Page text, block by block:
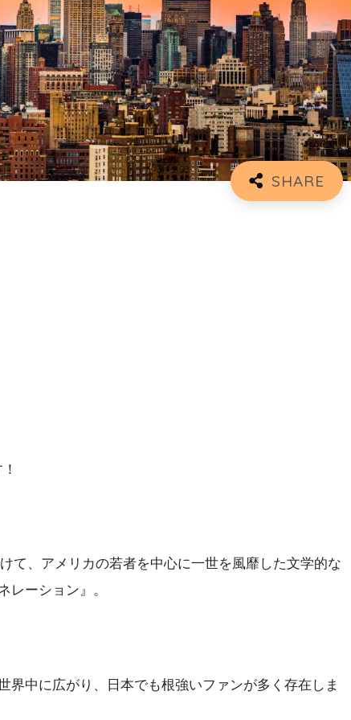
て、アメリカの若者を中心に一世を風靡した文学的な
レーション』。
界中に広がり、日本でも根強いファンが多く存在しま